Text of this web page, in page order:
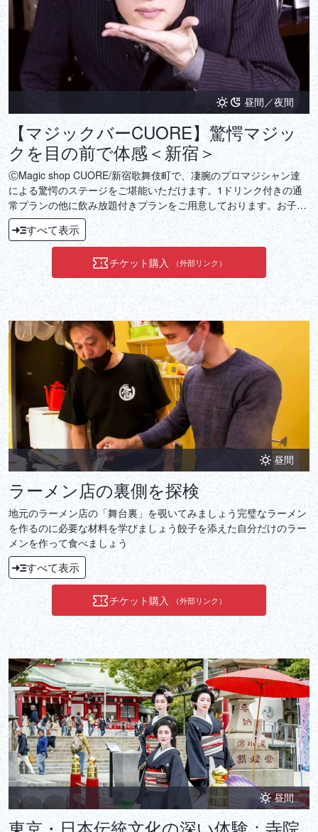
昼間／夜間
【マジックバーCUORE】驚愕マジッ
クを目の前で体感＜新宿＞
ⒸMagic shop CUORE/新宿歌舞伎町で、凄腕のプロマジシャン達
による驚愕のステージをご堪能いただけます。1ドリンク付きの通
常プランの他に飲み放題付きプランをご用意しております。お子様
連れ歓迎ですので、ご家族でもお楽しみいただけます。
すべて表示
チケット購入 （外部リンク）
昼間
ラーメン店の裏側を探検
地元のラーメン店の「舞台裏」を覗いてみましょう完璧なラーメン
を作るのに必要な材料を学びましょう餃子を添えた自分だけのラー
メンを作って食べましょう
すべて表示
チケット購入 （外部リンク）
昼間